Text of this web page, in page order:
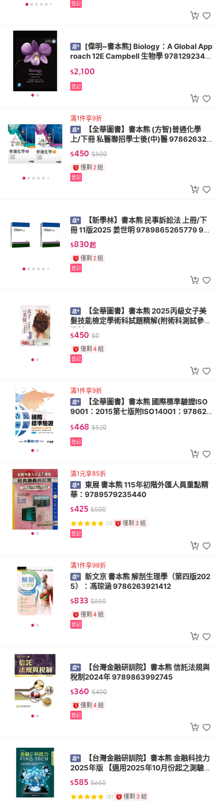
登記
[偉明~書本熊] Biology：A Global App
roach 12E Campbell 生物學 9781292341
$2,100
登記
滿1件享9折
【全華圖書】書本熊 (方智)普通化學
上/下冊 私醫聯招學士後(中)醫 978626328
1387 9786263281967
$450 $500
僅剩 2組
登記
【新學林】書本熊 民事訴訟法 上冊/下
冊 11版2025 姜世明 9789865265779 97
89865265304
$830起
僅剩 2組
登記
【全華圖書】書本熊 2025丙級女子美
髮技能檢定學術科試題精解(附術科測試參考
資料) 9786264015301
$450 $0
僅剩 4 組
登記
滿1件享9折
【全華圖書】書本熊 國際標準驗證ISO
9001：2015第七版附ISO14001：978626
$468 $520
登記
滿1元享85折
東展 書本熊 115年初階外匯人員重點精
華：9789579235440
$425 $500
(1) 僅剩 3 組
登記
滿1件享98折
新文京 書本熊 解剖生理學（第四版202
5）：馮琮涵 9786263921412
$833 $850
僅剩 4 組
登記
【台灣金融研訓院】書本熊 信託法規與
稅制2024年 9789863992745
$360 $400
僅剩 4 組
登記
【台灣金融研訓院】書本熊 金融科技力
2025年版 【適用2025年10月份起之測驗】
9789863992837
$585 $650
(8) 僅剩 3 組